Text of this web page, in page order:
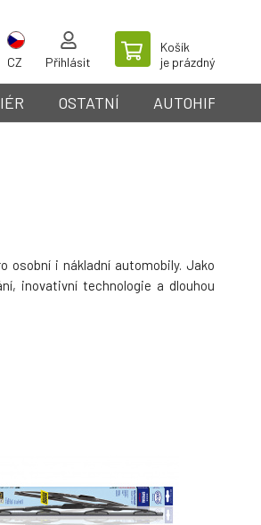
CZ Přihlásit
Košík
je prázdný
OSTATNÍ AUTOHIFI
osobní i nákladní automobily. Jako
inovativní technologie a dlouhou